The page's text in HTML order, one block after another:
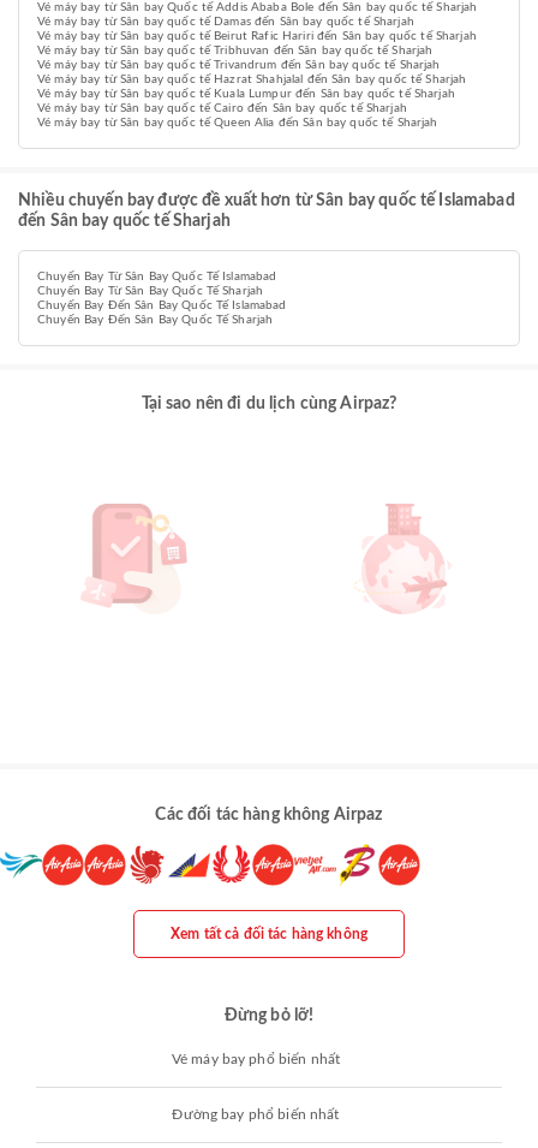
Vé máy bay từ Sân bay Quốc tế Addis Ababa Bole đến Sân bay quốc tế Sharjah
Vé máy bay từ Sân bay quốc tế Damas đến Sân bay quốc tế Sharjah
Vé máy bay từ Sân bay quốc tế Beirut Rafic Hariri đến Sân bay quốc tế Sharjah
Vé máy bay từ Sân bay quốc tế Tribhuvan đến Sân bay quốc tế Sharjah
Vé máy bay từ Sân bay quốc tế Trivandrum đến Sân bay quốc tế Sharjah
Vé máy bay từ Sân bay quốc tế Hazrat Shahjalal đến Sân bay quốc tế Sharjah
Vé máy bay từ Sân bay quốc tế Kuala Lumpur đến Sân bay quốc tế Sharjah
Vé máy bay từ Sân bay quốc tế Cairo đến Sân bay quốc tế Sharjah
Vé máy bay từ Sân bay quốc tế Queen Alia đến Sân bay quốc tế Sharjah
Nhiều chuyến bay được đề xuất hơn từ Sân bay quốc tế Islamabad
đến Sân bay quốc tế Sharjah
Chuyến Bay Từ Sân Bay Quốc Tế Islamabad
Chuyến Bay Từ Sân Bay Quốc Tế Sharjah
Chuyến Bay Đến Sân Bay Quốc Tế Islamabad
Chuyến Bay Đến Sân Bay Quốc Tế Sharjah
Tại sao nên đi du lịch cùng Airpaz?
Các đối tác hàng không Airpaz
Xem tất cả đối tác hàng không
Đừng bỏ lỡ!
Vé máy bay phổ biến nhất
Đường bay phổ biến nhất